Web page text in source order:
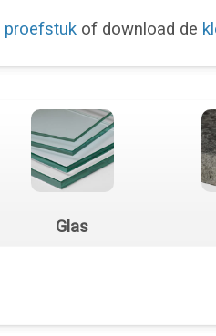
proefstuk of download de
Glas